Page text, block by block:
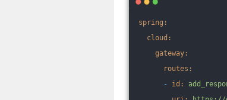
spring:
cloud:
gateway:
routes:
-
id: